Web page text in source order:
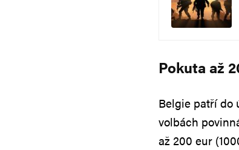
Pokuta až
Belgie patří do
volbách
až 200 eur